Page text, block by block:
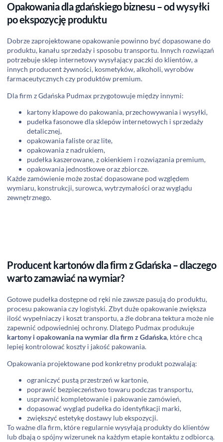
Opakowania dla gdańskiego biznesu – od wysyłki
po ekspozycję produktu
Dobrze zaprojektowane opakowanie powinno być dopasowane do
produktu, kanału sprzedaży i sposobu transportu. Innych rozwiązań
potrzebuje sklep internetowy wysyłający paczki do klientów, a
innych producent żywności, kosmetyków, alkoholi, wyrobów
farmaceutycznych czy produktów premium.
Dla firm z Gdańska Pudmax przygotowuje między innymi:
kartony klapowe do pakowania, przechowywania i wysyłki,
pudełka fasonowe dla sklepów internetowych i sprzedaży
detalicznej,
opakowania faliste oraz lite,
opakowania z nadrukiem,
pudełka kaszerowane, z okienkiem i rozwiązania premium,
opakowania jednostkowe oraz zbiorcze.
Każde zamówienie może zostać dopasowane pod względem
wymiaru, konstrukcji, surowca, wytrzymałości oraz wyglądu
zewnętrznego.
Producent kartonów dla firm z Gdańska – dlaczego
warto zamawiać na wymiar?
Gotowe pudełka dostępne od ręki nie zawsze pasują do produktu,
procesu pakowania czy logistyki. Zbyt duże opakowanie zwiększa
ilość wypełniaczy i koszt transportu, a źle dobrana tektura może nie
zapewnić odpowiedniej ochrony. Dlatego Pudmax produkuje
kartony i opakowania na wymiar dla firm z Gdańska, które chcą
lepiej kontrolować koszty i jakość pakowania.
Opakowania projektowane pod konkretny produkt pozwalają:
ograniczyć pustą przestrzeń w kartonie,
poprawić bezpieczeństwo towaru podczas transportu,
usprawnić kompletowanie i pakowanie zamówień,
dopasować wygląd pudełka do identyfikacji marki,
zwiększyć estetykę dostawy lub ekspozycji.
To ważne dla firm, które regularnie wysyłają produkty do klientów
lub dbają o spójny wizerunek na każdym etapie kontaktu z odbiorcą.